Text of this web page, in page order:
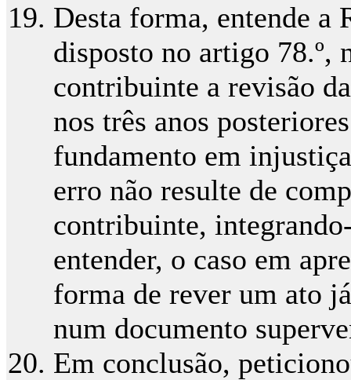
Desta forma, entende a
disposto no artigo 78.º,
contribuinte a revisão
nos três anos
fundamento em
erro não resulte de
contribuinte,
entender, o caso em
forma de rever um ato
num documento
Em conclusão,